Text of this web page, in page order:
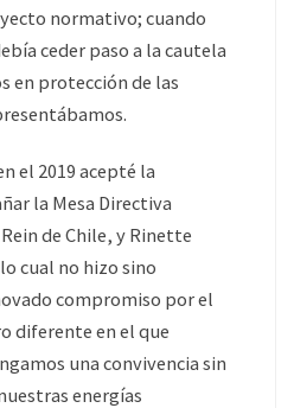
normativo; cuando
ceder paso a la cautela
en protección de las
el 2019 acepté la
la Mesa Directiva
de Chile, y Rinette
cual no hizo sino
compromiso por el
diferente en el que
una convivencia sin
energías